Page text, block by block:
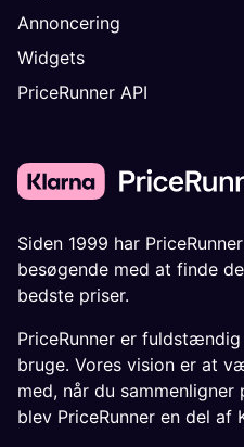
Annoncering
Widgets
PriceRunner API
Siden 1999 har
besøgende med at finde
bedste priser.
PriceRunner er
bruge. Vores vision er at
med, når du
blev PriceRunner en del af